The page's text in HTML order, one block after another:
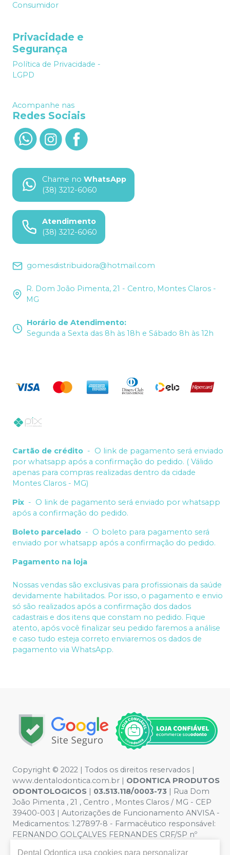
Consumidor
Privacidade e
Segurança
Política de Privacidade -
LGPD
Acompanhe nas
Redes Sociais
Chame no WhatsApp
(38) 3212-6060
Atendimento
(38) 3212-6060
gomesdistribuidora@hotmail.com
R. Dom João Pimenta, 21 - Centro, Montes Claros -
MG
Horário de Atendimento:
Segunda a Sexta das 8h às 18h e Sábado 8h às 12h
Cartão de crédito - O link de pagamento será enviado
por whatsapp após a confirmação do pedido. ( Válido
apenas para compras realizadas dentro da cidade
Montes Claros - MG)
Pix - O link de pagamento será enviado por whatsapp
após a confirmação do pedido.
Boleto parcelado - O boleto para pagamento será
enviado por whatsapp após a confirmação do pedido.
Pagamento na loja
Nossas vendas são exclusivas para profissionais da saúde
devidamente habilitados. Por isso, o pagamento e envio
só são realizados após a confirmação dos dados
cadastrais e dos itens que constam no pedido. Fique
atento, após você finalizar seu pedido faremos a análise
e caso tudo esteja correto enviaremos os dados de
pagamento via WhatsApp.
Copyright © 2022 | Todos os direitos reservados |
www.dentalodontica.com.br | ODONTICA PRODUTOS
ODONTOLOGICOS
03.513.118/0003-73 | Rua Dom
João Pimenta , 21 , Centro , Montes Claros / MG - CEP
39400-003 | Autorizações de Funcionamento ANVISA -
Medicamentos: 1.27897-8 - Farmacêutico responsável:
FERNANDO GOLÇALVES FERNANDES CRF/SP nº
Dental Odontica usa cookies para personalizar